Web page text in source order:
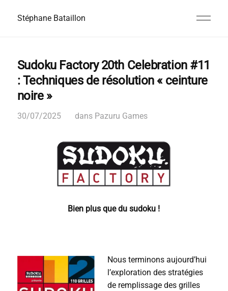
Stéphane Bataillon
Sudoku Factory 20th Celebration #11
: Techniques de résolution « ceinture
noire »
30/07/2025 dans Pazuru Games
Bien plus que du sudoku !
Nous terminons aujourd’hui
l’exploration des stratégies
de remplissage des grilles